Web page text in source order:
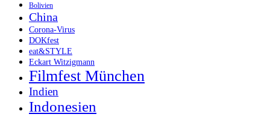
Bolivien
China
Corona-Virus
DOKfest
eat&STYLE
Eckart Witzigmann
Filmfest München
Indien
Indonesien